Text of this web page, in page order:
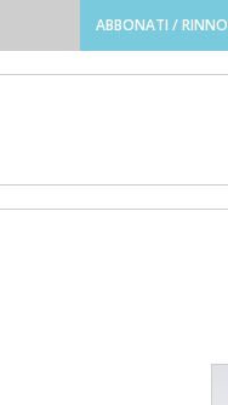
ABBONATI /